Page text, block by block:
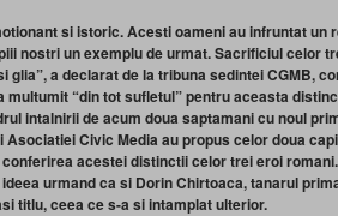
si istoric. Acesti oameni au infruntat un
nostri un exemplu de urmat. Sacrificiul celor
glia”, a declarat de la tribuna sedintei CGMB,
multumit “din tot sufletul” pentru aceasta
intalnirii de acum doua saptamani cu noul
Civic Media au propus celor doua
acestei distinctii celor trei eroi
urmand ca si Dorin Chirtoaca, tanarul
titlu, ceea ce s-a si intamplat ulterior.